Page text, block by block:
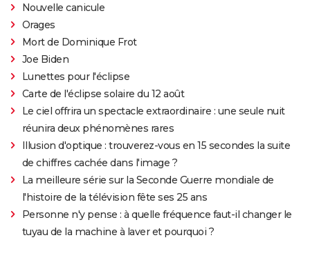
Nouvelle canicule
Orages
Mort de Dominique Frot
Joe Biden
Lunettes pour l'éclipse
Carte de l'éclipse solaire du 12 août
Le ciel offrira un spectacle extraordinaire : une seule nuit
réunira deux phénomènes rares
Illusion d'optique : trouverez-vous en 15 secondes la suite
de chiffres cachée dans l'image ?
La meilleure série sur la Seconde Guerre mondiale de
l'histoire de la télévision fête ses 25 ans
Personne n'y pense : à quelle fréquence faut-il changer le
tuyau de la machine à laver et pourquoi ?